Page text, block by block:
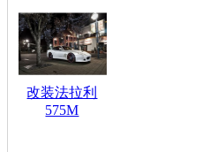
改装法拉利
575M